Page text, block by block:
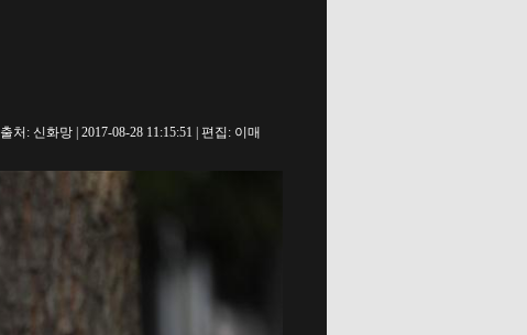
출처: 신화망 | 2017-08-28 11:15:51 | 편집: 이매